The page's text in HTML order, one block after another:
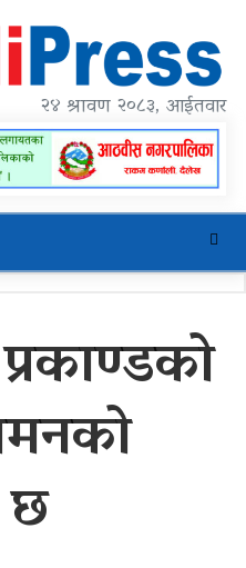
२४ श्रावण २०८३, आईतवार
प्रशासकीय भवन
केन्द्रित बजेट